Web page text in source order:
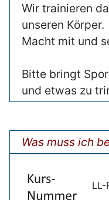
Wir trainieren
unseren Körper.
Macht mit und
Bitte bringt
und etwas zu
Was muss ich
LL-